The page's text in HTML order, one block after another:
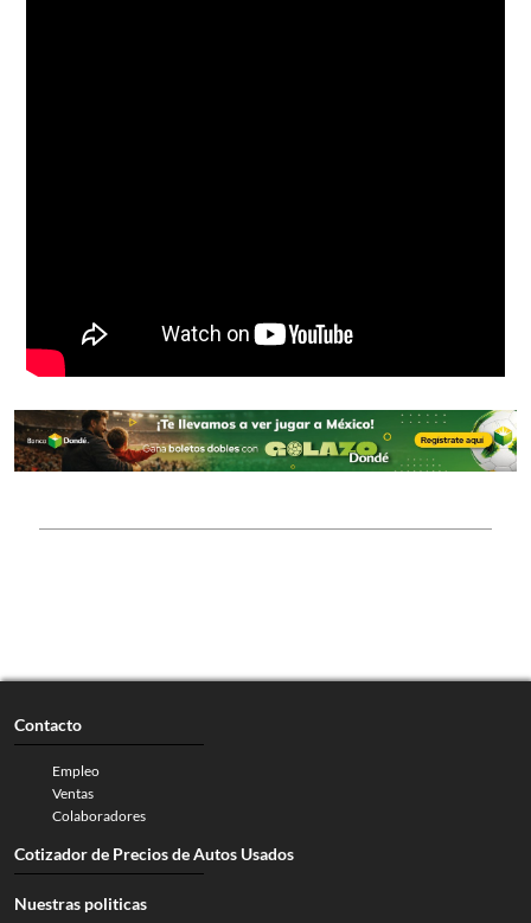
Contacto
Empleo
Ventas
Colaboradores
Cotizador de Precios de Autos Usados
Nuestras politicas